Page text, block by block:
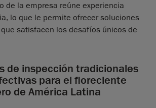
de la empresa reúne experiencia
lo que le permite ofrecer soluciones
satisfacen los desafíos únicos de
de inspección tradicionales
para el floreciente
de América Latina